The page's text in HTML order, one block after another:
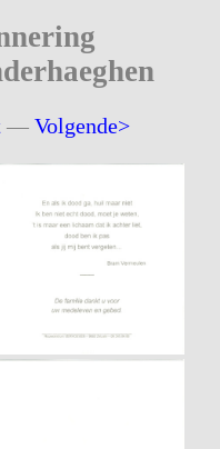
—Volgende>